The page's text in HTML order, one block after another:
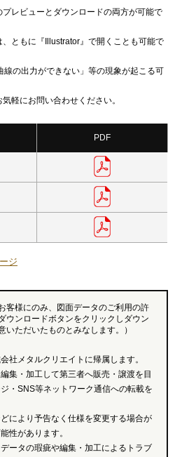
プレビューとダウンロードの両方が可能で
、ともに『Illustrator』で開くことも可能で
の出力ができない」等の現象が起こる可
軽にお問い合わせください。
PDF
ジ
客様にのみ、図面データのご利用の許
ンロードボタンをクリックしダウン
いただいたものとみなします。）
社メタルクリエイトに帰属します。
集・加工して第三者へ販売・譲渡を目
・SNS等ネットワーク通信への転載を
により予告なく仕様を変更する場合が
性があります。
ータの瑕疵や編集・加工によるトラブ